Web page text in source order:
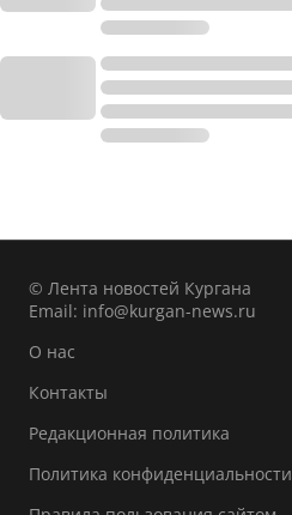
© Лента новостей Кургана
Email: info@kurgan-news.ru
О нас
Контакты
Редакционная политика
Политика конфиденциальности